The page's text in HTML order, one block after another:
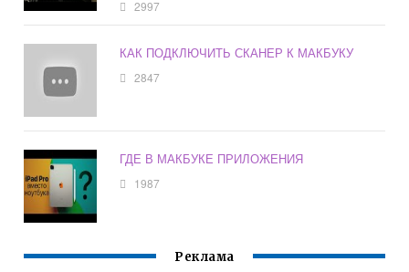
2997
КАК ПОДКЛЮЧИТЬ СКАНЕР К МАКБУКУ
2847
ГДЕ В МАКБУКЕ ПРИЛОЖЕНИЯ
1987
Реклама